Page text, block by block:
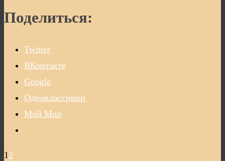
Поделиться:
Twitter
ВКонтакте
Google
Одноклассники
Мой Мир
12